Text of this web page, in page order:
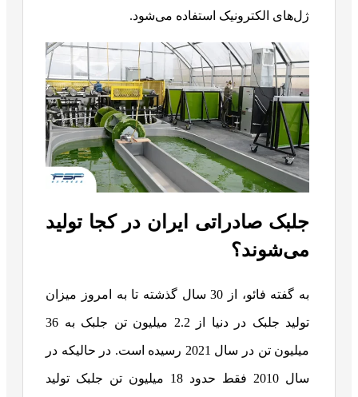
ژل‌های الکترونیک استفاده می‌شود.
جلبک صادراتی ایران در کجا تولید
می‌شوند؟
به گفته فائو، از 30 سال گذشته تا به امروز میزان
تولید جلبک در دنیا از 2.2 میلیون تن جلبک به 36
میلیون تن در سال 2021 رسیده است. در حالیکه در
سال 2010 فقط حدود 18 میلیون تن جلبک تولید